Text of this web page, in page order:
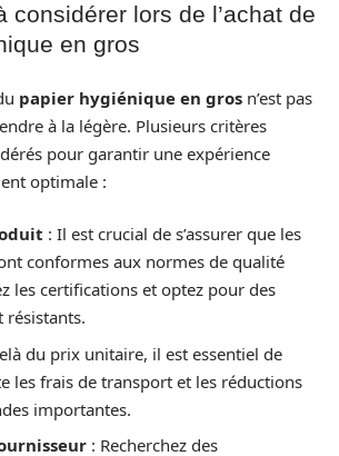
considérer lors de l’achat de
en gros
papier hygiénique en gros n’est pas
à la légère. Plusieurs critères
pour garantir une expérience
optimale :
: Il est crucial de s’assurer que les
conformes aux normes de qualité
les certifications et optez pour des
résistants.
du prix unitaire, il est essentiel de
les frais de transport et les réductions
importantes.
: Recherchez des